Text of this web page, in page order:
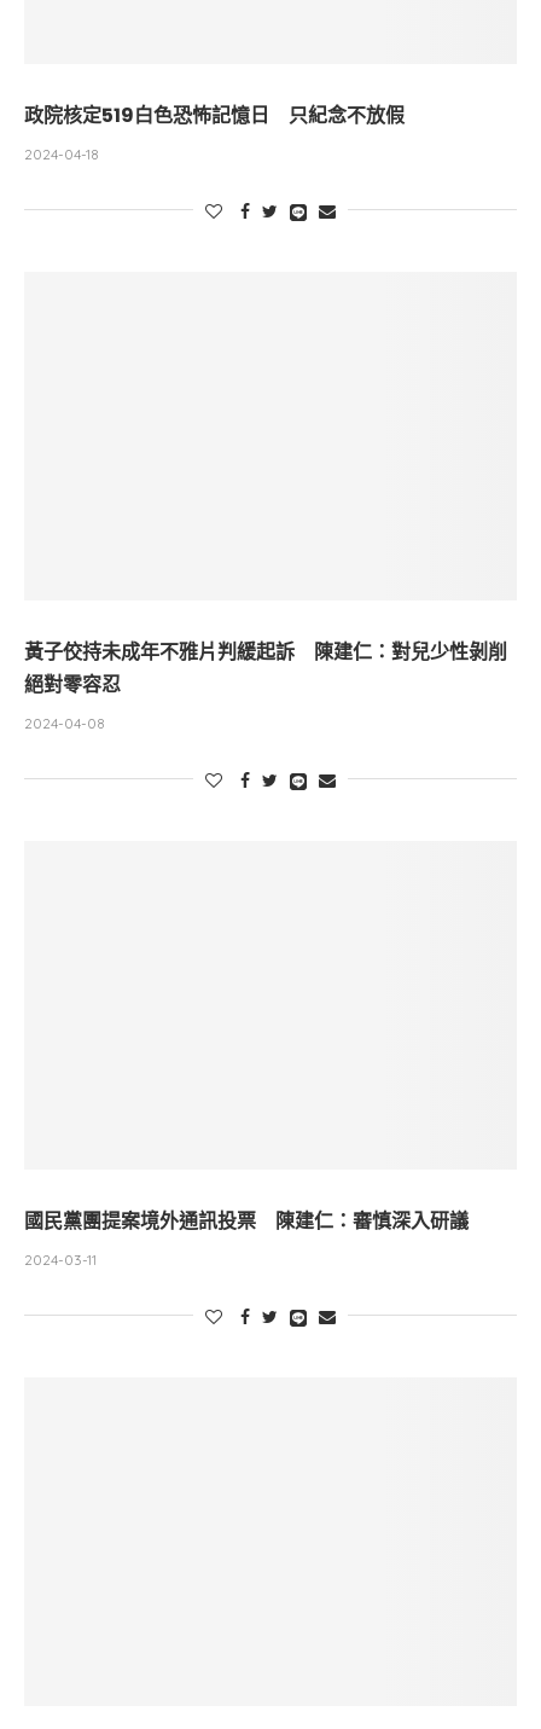
政院核定519白色恐怖記憶日 只紀念不放假
2024-04-18
黃子佼持未成年不雅片判緩起訴 陳建仁：對兒少性剝削
絕對零容忍
2024-04-08
國民黨團提案境外通訊投票 陳建仁：審慎深入研議
2024-03-11